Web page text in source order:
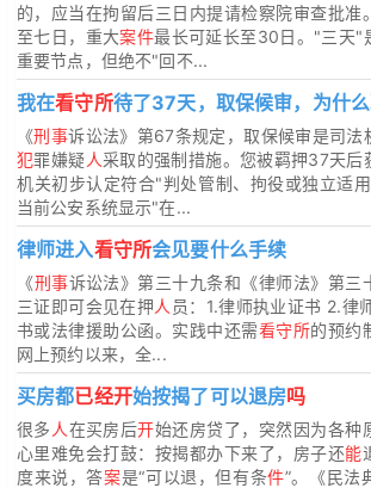
的，应当在拘留后三日内提请检察院审查批准
至七日，重大案件最长可延长至30日。"三天"
重要节点，但绝不"回不...
我在看守所待了37天，取保候审，为什么现
《刑事诉讼法》第67条规定，取保候审是司法
犯罪嫌疑人采取的强制措施。您被羁押37天后
机关初步认定符合"判处管制、拘役或独立适
当前公安系统显示"在...
律师进入看守所会见要什么手续
《刑事诉讼法》第三十九条和《律师法》第三
三证即可会见在押人 员：1.律师执业证书 2.律
书或法律援助公函。实践中还需看守所的预约
网上预约以来，全...
买房都已经开始按揭了可以退房吗
很多 人在买房后开始还房贷了，突然因为各种
心里难免会打鼓：按揭都办下来了，房子还能
度来说，答案是“可以退，但有条件”。《民法